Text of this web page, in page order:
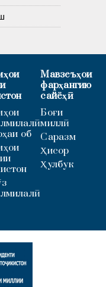
об
Мавзеъҳои
фарҳангию
сайёҳӣ
Боғи
миллӣ
Саразм
Ҳисор
Ҳулбук